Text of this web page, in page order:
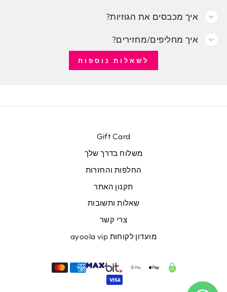
איך מכבסים את הגוזיות?
איך מחליפים/מחזירים?
לשאלות נוספות
Gift Card
משלוח בדרך שלך
החלפות והחזרות
תקנון האתר
שאלות ותשובות
צרי קשר
מועדון לקוחות ayoola vip